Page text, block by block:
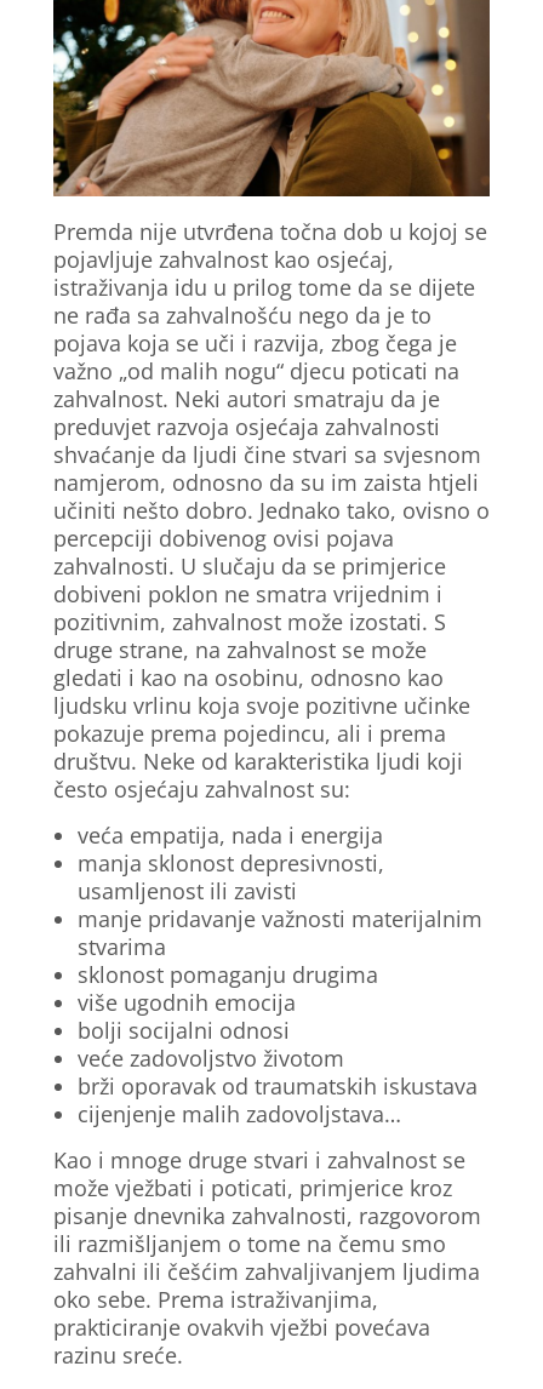
Premda nije utvrđena točna dob u kojoj se
pojavljuje zahvalnost kao osjećaj,
istraživanja idu u prilog tome da se dijete
ne rađa sa zahvalnošću nego da je to
pojava koja se uči i razvija, zbog čega je
važno „od malih nogu“ djecu poticati na
zahvalnost. Neki autori smatraju da je
preduvjet razvoja osjećaja zahvalnosti
shvaćanje da ljudi čine stvari sa svjesnom
namjerom, odnosno da su im zaista htjeli
učiniti nešto dobro. Jednako tako, ovisno o
percepciji dobivenog ovisi pojava
zahvalnosti. U slučaju da se primjerice
dobiveni poklon ne smatra vrijednim i
pozitivnim, zahvalnost može izostati. S
druge strane, na zahvalnost se može
gledati i kao na osobinu, odnosno kao
ljudsku vrlinu koja svoje pozitivne učinke
pokazuje prema pojedincu, ali i prema
društvu. Neke od karakteristika ljudi koji
često osjećaju zahvalnost su:
veća empatija, nada i energija
manja sklonost depresivnosti,
usamljenost ili zavisti
manje pridavanje važnosti materijalnim
stvarima
sklonost pomaganju drugima
više ugodnih emocija
bolji socijalni odnosi
veće zadovoljstvo životom
brži oporavak od traumatskih iskustava
cijenjenje malih zadovoljstava…
Kao i mnoge druge stvari i zahvalnost se
može vježbati i poticati, primjerice kroz
pisanje dnevnika zahvalnosti, razgovorom
ili razmišljanjem o tome na čemu smo
zahvalni ili češćim zahvaljivanjem ljudima
oko sebe. Prema istraživanjima,
prakticiranje ovakvih vježbi povećava
razinu sreće.